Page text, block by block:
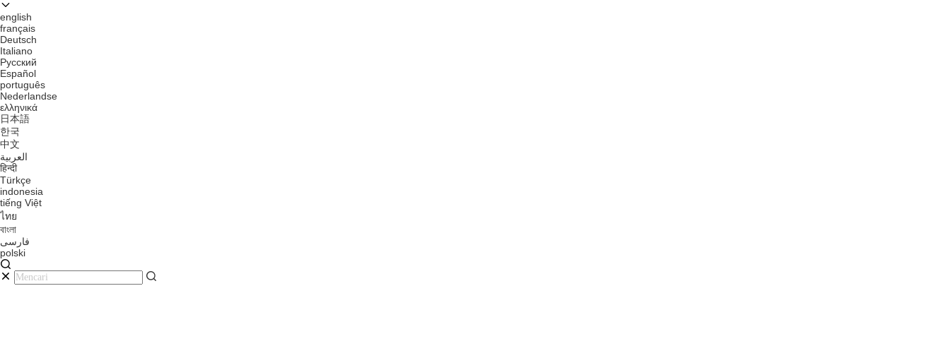
english
français
Deutsch
Italiano
Русский
Español
português
Nederlandse
ελληνικά
日本語
한국
中文
العربية
हिन्दी
Türkçe
indonesia
tiếng Việt
ไทย
বাংলা
فارسی
polski